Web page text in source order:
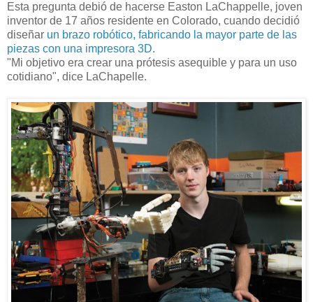
Esta pregunta debió de hacerse Easton LaChappelle, joven
inventor de 17 años residente en Colorado, cuando decidió
diseñar un brazo robótico, fabricando la mayor parte de las
piezas con una impresora 3D.
"Mi objetivo era crear una prótesis asequible y para un uso
cotidiano", dice LaChapelle.